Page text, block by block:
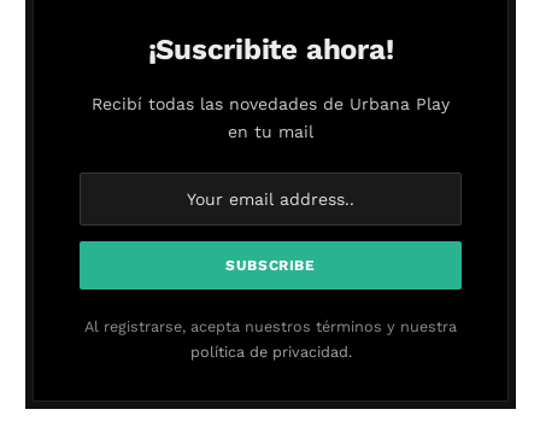
¡Suscribite ahora!
Recibí todas las novedades de Urbana Play
en tu mail
Al registrarse, acepta nuestros términos y nuestra
política de privacidad.